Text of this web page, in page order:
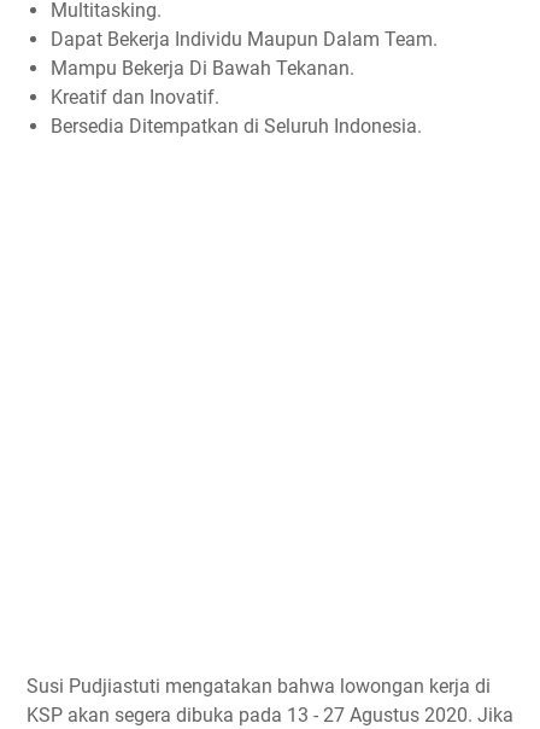
Multitasking.
Dapat Bekerja Individu Maupun Dalam Team.
Mampu Bekerja Di Bawah Tekanan.
Kreatif dan Inovatif.
Bersedia Ditempatkan di Seluruh Indonesia.
Susi Pudjiastuti mengatakan bahwa lowongan kerja di
KSP akan segera dibuka pada 13 - 27 Agustus 2020. Jika